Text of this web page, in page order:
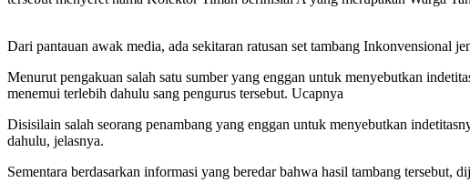
Dari pantauan awak media, ada sekitaran ratusan set tambang Inkonvensional
Menurut pengakuan salah satu sumber yang enggan untuk menyebutkan
menemui terlebih dahulu sang pengurus tersebut. Ucapnya
Disisilain salah seorang penambang yang enggan untuk menyebutkan
dahulu, jelasnya.
Sementara berdasarkan informasi yang beredar bahwa hasil tambang